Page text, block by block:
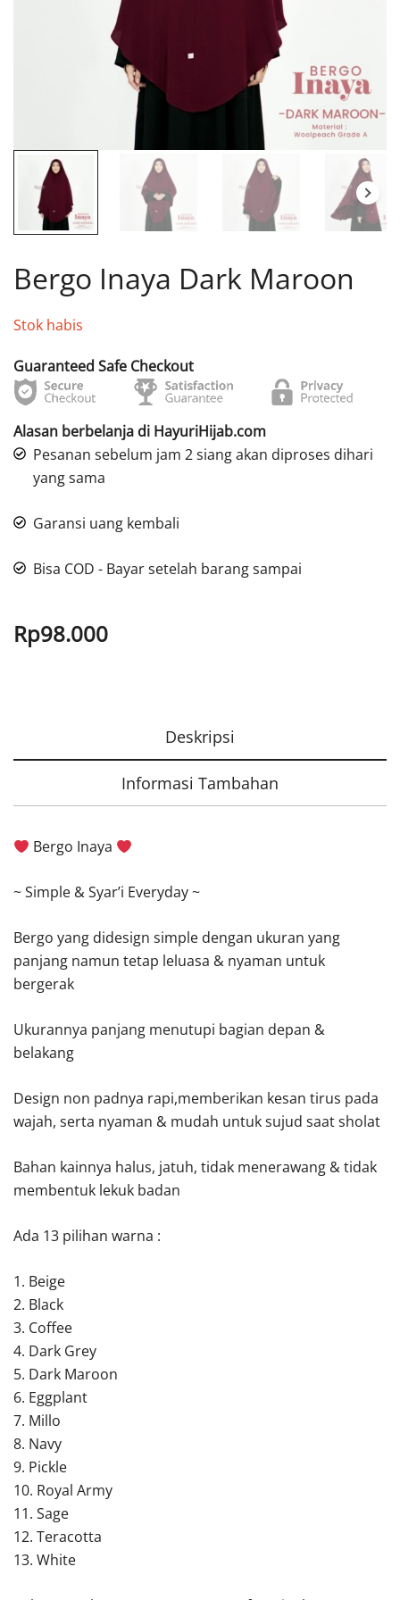
Bergo Inaya Dark Maroon
Stok habis
Guaranteed Safe Checkout
Alasan berbelanja di HayuriHijab.com
Pesanan sebelum jam 2 siang akan diproses dihari
yang sama
Garansi uang kembali
Bisa COD - Bayar setelah barang sampai
Rp98.000
Deskripsi
Informasi Tambahan
Bergo Inaya
~ Simple & Syar’i Everyday ~
Bergo yang didesign simple dengan ukuran yang
panjang namun tetap leluasa & nyaman untuk
bergerak
Ukurannya panjang menutupi bagian depan &
belakang
Design non padnya rapi,memberikan kesan tirus pada
wajah, serta nyaman & mudah untuk sujud saat sholat
Bahan kainnya halus, jatuh, tidak menerawang & tidak
membentuk lekuk badan
Ada 13 pilihan warna :
1. Beige
2. Black
3. Coffee
4. Dark Grey
5. Dark Maroon
6. Eggplant
7. Millo
8. Navy
9. Pickle
10. Royal Army
11. Sage
12. Teracotta
13. White